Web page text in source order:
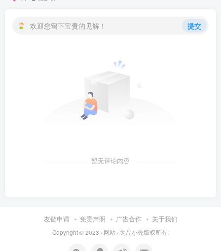
欢迎您留下宝贵的见解！ 提交
暂无评论内容
友链申请 免责声明 广告合作 关于我们
Copyright © 2023 · 网站 · 为品小先版权所有.